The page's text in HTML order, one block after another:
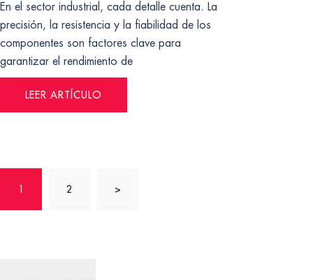
En el sector industrial, cada detalle cuenta. La
precisión, la resistencia y la fiabilidad de los
componentes son factores clave para
garantizar el rendimiento de
LEER ARTÍCULO
pagination
1 2 >